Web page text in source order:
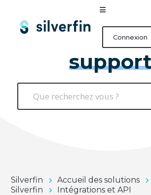
Connexion
Silverfin Accueil des solutions
Silverfin
Intégrations et API